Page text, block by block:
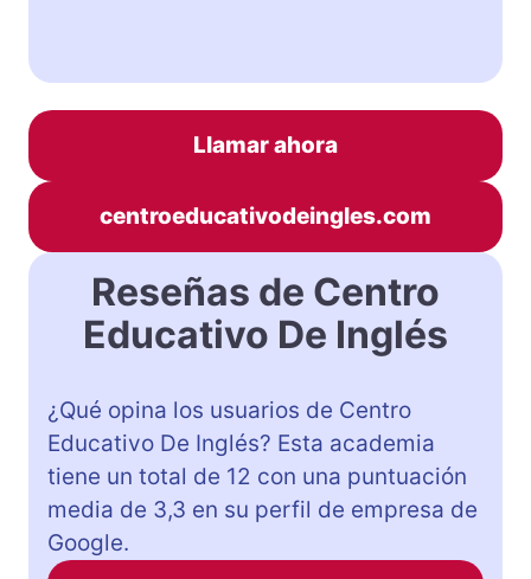
Llamar ahora
centroeducativodeingles.com
Reseñas de Centro
Educativo De Inglés
¿Qué opina los usuarios de Centro
Educativo De Inglés? Esta academia
tiene un total de 12 con una puntuación
media de 3,3 en su perfil de empresa de
Google.